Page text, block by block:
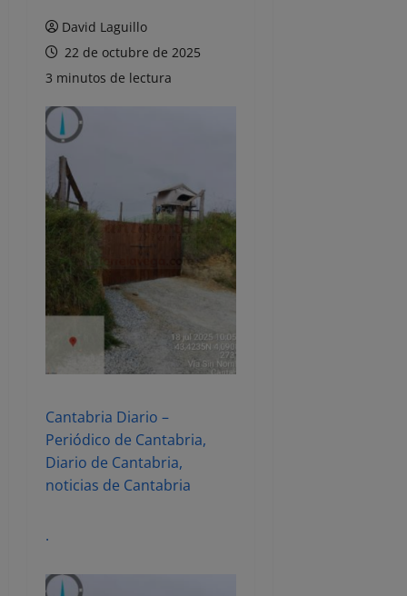
David Laguillo
22 de octubre de 2025
3 minutos de lectura
Cantabria Diario –
Periódico de Cantabria,
Diario de Cantabria,
noticias de Cantabria
.